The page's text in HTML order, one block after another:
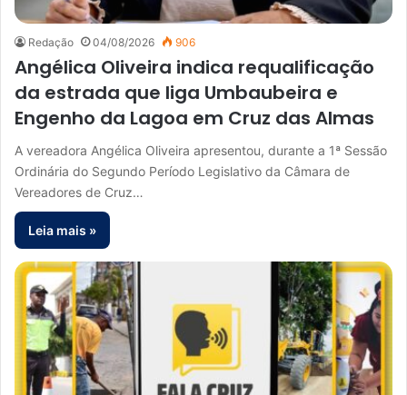
Redação 04/08/2026 906
Angélica Oliveira indica requalificação
da estrada que liga Umbaubeira e
Engenho da Lagoa em Cruz das Almas
A vereadora Angélica Oliveira apresentou, durante a 1ª Sessão
Ordinária do Segundo Período Legislativo da Câmara de
Vereadores de Cruz…
Leia mais »